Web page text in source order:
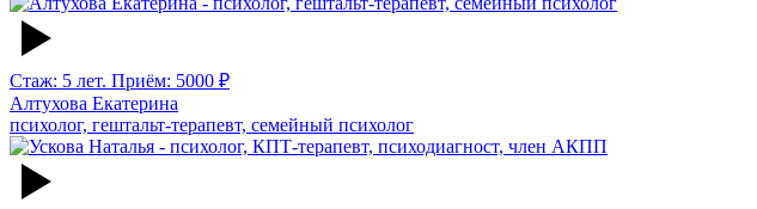
Стаж: 5 лет. Приём: 5000 ₽
Алтухова Екатерина
психолог, гештальт-терапевт, семейный психолог